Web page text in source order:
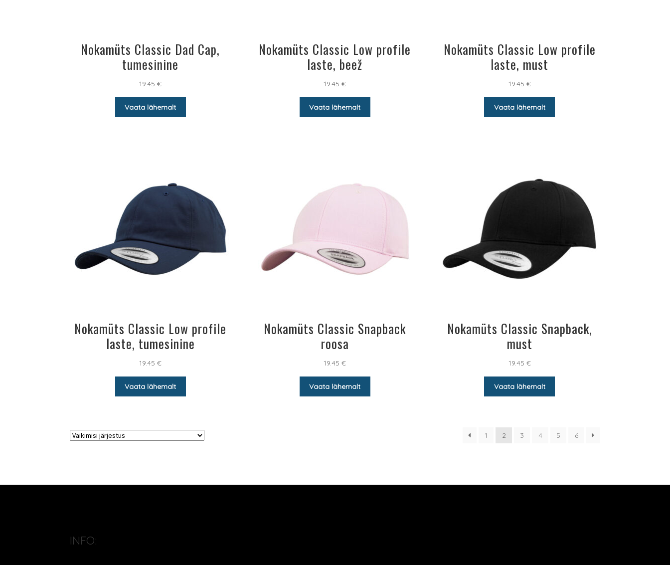
Nokamüts Classic Dad Cap,
tumesinine
19.45€
Vaata lähemalt
Nokamüts Classic Low profile
laste, beež
19.45€
Vaata lähemalt
Nokamüts Classic Low profile
laste, must
19.45 €
Vaata lähemalt
Nokamüts Classic Low profile
laste, tumesinine
19.45€
Vaata lähemalt
Nokamüts Classic Snapback
roosa
19.45€
Vaata lähemalt
Nokamüts Classic Snapback,
must
19.45 €
Vaata lähemalt
1 2 3 4 5 6
INFO: